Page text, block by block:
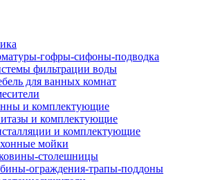
гофры-сифоны-подводка
фильтрации воды
для ванных комнат
и комплектующие
и комплектующие
и комплектующие
мойки
столешницы
ограждения-трапы-поддоны